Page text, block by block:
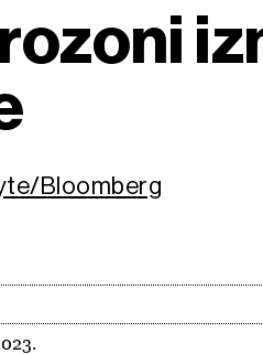
Bloomberg